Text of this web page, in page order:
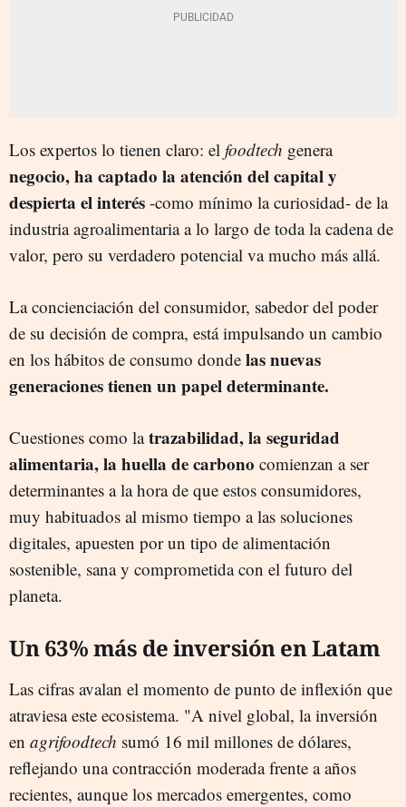
Los expertos lo tienen claro: el foodtech genera
negocio, ha captado la atención del capital y
despierta el interés -como mínimo la curiosidad- de la
industria agroalimentaria a lo largo de toda la cadena de
valor, pero su verdadero potencial va mucho más allá.
La concienciación del consumidor, sabedor del poder
de su decisión de compra, está impulsando un cambio
en los hábitos de consumo donde las nuevas
generaciones tienen un papel determinante.
Cuestiones como latrazabilidad, la seguridad
alimentaria, la huella de carbono comienzan a ser
determinantes a la hora de que estos consumidores,
muy habituados al mismo tiempo a las soluciones
digitales, apuesten por un tipo de alimentación
sostenible, sana y comprometida con el futuro del
planeta.
Un 63% más de inversión en Latam
Las cifras avalan el momento de punto de inflexión que
atraviesa este ecosistema. "A nivel global, la inversión
en agrifoodtech sumó 16 mil millones de dólares,
reflejando una contracción moderada frente a años
recientes, aunque los mercados emergentes, como